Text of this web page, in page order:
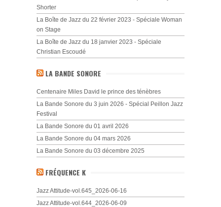
Shorter
La Boîte de Jazz du 22 février 2023 - Spéciale Woman
on Stage
La Boîte de Jazz du 18 janvier 2023 - Spéciale
Christian Escoudé
LA BANDE SONORE
Centenaire Miles David le prince des ténèbres
La Bande Sonore du 3 juin 2026 - Spécial Peillon Jazz
Festival
La Bande Sonore du 01 avril 2026
La Bande Sonore du 04 mars 2026
La Bande Sonore du 03 décembre 2025
FRÉQUENCE K
Jazz Attitude-vol.645_2026-06-16
Jazz Attitude-vol.644_2026-06-09